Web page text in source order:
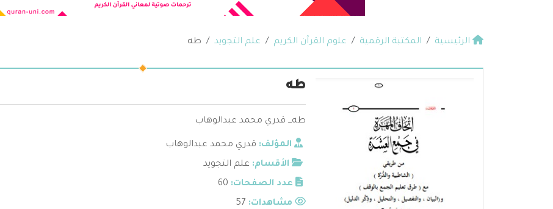
الرئيسية المكتبة الرقمية علوم القرآن الكريم علم التجويد طه
طه
طه_ قدري محمد عبدالوهاب
المؤلف: قدري محمد عبدالوهاب
الأقسام: علم التجويد
عدد الصفحات: 60
مشاهدات: